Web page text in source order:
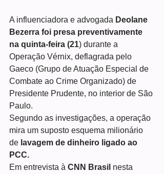
A influenciadora e advogada Deolane
Bezerra foi presa preventivamente
na quinta-feira (21) durante a
Operação Vérnix, deflagrada pelo
Gaeco (Grupo de Atuação Especial de
Combate ao Crime Organizado) de
Presidente Prudente, no interior de São
Paulo.
Segundo as investigações, a operação
mira um suposto esquema milionário
de lavagem de dinheiro ligado ao
PCC.
Em entrevista à CNN Brasil nesta